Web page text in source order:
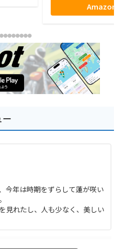
Amazon
今年は時期をずらして蓮が咲い
見れたし、人も少なく、美しい